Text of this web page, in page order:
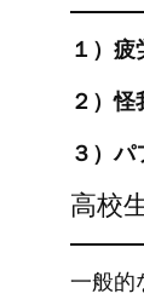
１）疲
２）怪
３）
高校
一般的